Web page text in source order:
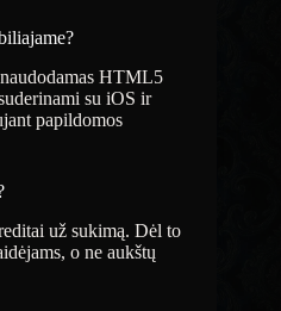
HTML5
su iOS ir
papildomos
už sukimą. Dėl to
o ne aukštų